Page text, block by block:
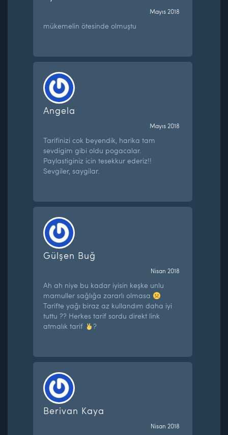
Mayıs 2018
mükemelin ötesinde olmuştu
Angela
Mayıs 2018
Tarifinizi cok beyendik, harika tam
sevdigim gibi oldu pogacalar.
Paylastiginiz icin tesekkur ederiz!!
Sevgiler, saygilar.
Gülşen Buğ
Nisan 2018
Ah ah niye bu kadar iyisin keşke unlu
mamuller sağlığa zararlı olmasa
Tarifte yağı biraz az kullandım daha iyi
tuttu ?? Herkes tarif sordu direkt link
atmalık tarif
?
Berivan Kaya
Nisan 2018